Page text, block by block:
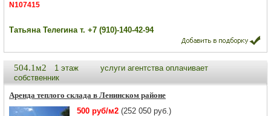
N107415
Татьяна Телегина т. +7 (910)-140-42-94
504.1м2 1 этаж
услуги агентства оплачивает
собственник
Аренда теплого склада в Ленинском районе
500 руб/м2 (252 050 руб.)